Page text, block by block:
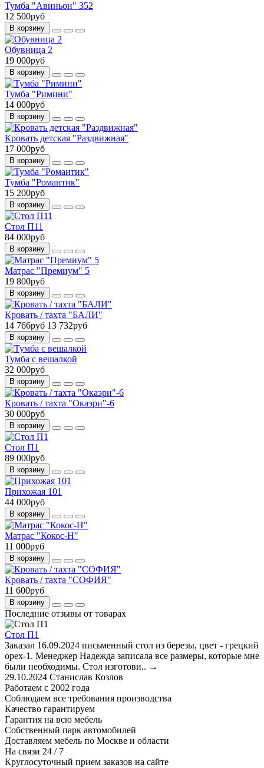
Тумба "Авиньон" 352
12 500руб
В корзину
Обувница 2
19 000руб
В корзину
Тумба "Римини"
14 000руб
В корзину
Кровать детская "Раздвижная"
17 000руб
В корзину
Тумба "Романтик"
15 200руб
В корзину
Стол П11
84 000руб
В корзину
Матрас "Премиум" 5
19 800руб
В корзину
Кровать / тахта "БАЛИ"
14 766руб 13 732руб
В корзину
Тумба с вешалкой
32 000руб
В корзину
Кровать / тахта "Окаэри"-6
30 000руб
В корзину
Стол П1
89 000руб
В корзину
Прихожая 101
44 000руб
В корзину
Матрас "Кокос-Н"
11 000руб
В корзину
Кровать / тахта "СОФИЯ"
11 600руб
В корзину
Последние отзывы от товарах
Стол П1
Заказал 16.09.2024 письменный стол из березы, цвет - грецкий
орех-1. Менеджер Надежда записала все размеры, которые мне
были необходимы. Стол изготови.. →
29.10.2024 Станислав Козлов
Работаем с 2002 года
Соблюдаем все требования производства
Качество гарантируем
Гарантия на всю мебель
Собственный парк автомобилей
Доставляем мебель по Москве и области
На связи 24 / 7
Круглосуточный прием заказов на сайте